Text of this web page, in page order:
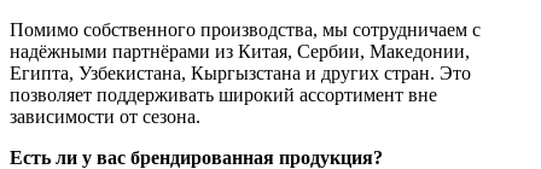
Помимо собственного производства, мы сотрудничаем с
надёжными партнёрами из Китая, Сербии, Македонии,
Египта, Узбекистана, Кыргызстана и других стран. Это
позволяет поддерживать широкий ассортимент вне
зависимости от сезона.
Есть ли у вас брендированная продукция?